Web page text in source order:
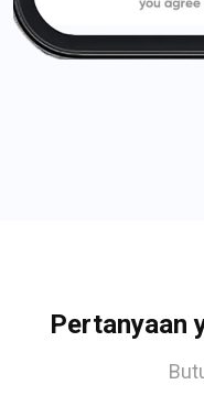
Pertanyaan